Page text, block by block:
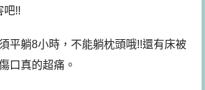
吧!!
平躺8小時，不能躺枕頭哦!!還有床被
口真的超痛。